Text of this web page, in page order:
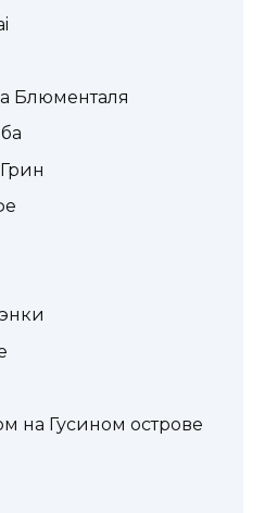
Блюменталя
на Гусином острове